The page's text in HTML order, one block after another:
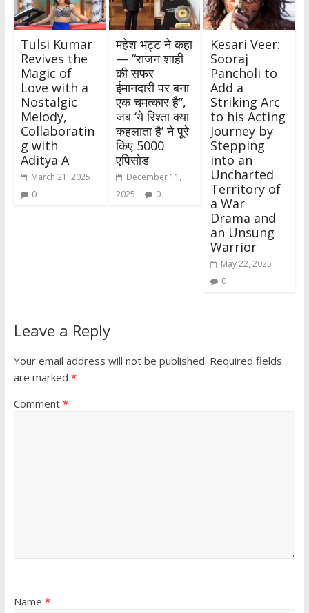
Tulsi Kumar
Revives the
Magic of
Love with a
Nostalgic
Melody,
Collaboratin
g with
Aditya A
March 21, 2025
0
महेश भट्ट ने कहा
— “राजन शाही
की सफर
ईमानदारी पर बना
एक चमत्कार है”,
जब ‘ये रिश्ता क्या
कहलाता है’ ने पूरे
किए 5000
एपिसोड
December 11,
2025
0
Kesari Veer:
Sooraj
Pancholi to
Add a
Striking Arc
to his Acting
Journey by
Stepping
into an
Uncharted
Territory of
a War
Drama and
an Unsung
Warrior
May 22, 2025
0
Leave a Reply
Your email address will not be published. Required fields
are marked *
Comment *
Name *